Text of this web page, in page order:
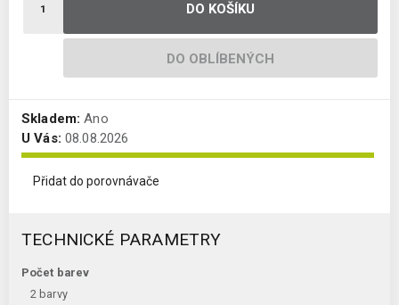
DO KOŠÍKU
DO OBLÍBENÝCH
Skladem: Ano
U Vás: 08.08.2026
Přidat do porovnávače
TECHNICKÉ PARAMETRY
Počet barev
2 barvy